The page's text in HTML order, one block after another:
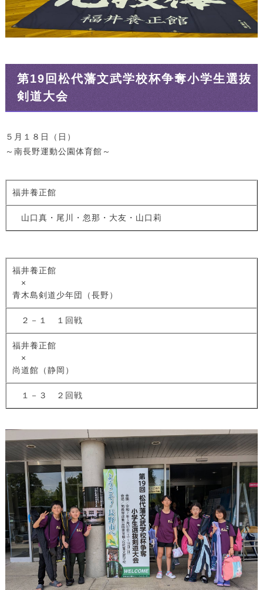
第19回松代藩文武学校杯争奪小学生選抜
剣道大会
５月１８日（日）
～南長野運動公園体育館～
福井養正館
山口真・尾川・忽那・大友・山口莉
福井養正館
×
青木島剣道少年団（長野）
２－１ １回戦
福井養正館
×
尚道館（静岡）
１－３ ２回戦